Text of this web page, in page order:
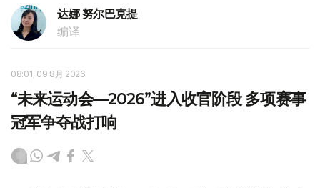
达娜 努尔巴克提
编译
08:01, 09 8月 2026
“未来运动会—2026”进入收官阶段 多项赛事
冠军争夺战打响